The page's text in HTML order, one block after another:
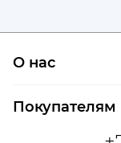
О нас
Сертификаты на
Покупателям
Доставка и оплата